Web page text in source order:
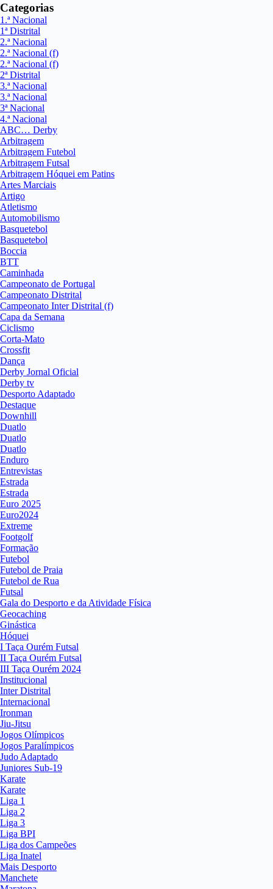
Categorias
1.ª Nacional
1ª Distrital
2.ª Nacional
2.ª Nacional (f)
2.ª Nacional (f)
2ª Distrital
3.ª Nacional
3.ª Nacional
3ª Nacional
4.ª Nacional
ABC… Derby
Arbitragem
Arbitragem Futebol
Arbitragem Futsal
Arbitragem Hóquei em Patins
Artes Marciais
Artigo
Atletismo
Automobilismo
Basquetebol
Basquetebol
Boccia
BTT
Caminhada
Campeonato de Portugal
Campeonato Distrital
Campeonato Inter Distrital (f)
Capa da Semana
Ciclismo
Corta-Mato
Crossfit
Dança
Derby Jornal Oficial
Derby tv
Desporto Adaptado
Destaque
Downhill
Duatlo
Duatlo
Duatlo
Enduro
Entrevistas
Estrada
Estrada
Euro 2025
Euro2024
Extreme
Footgolf
Formação
Futebol
Futebol de Praia
Futebol de Rua
Futsal
Gala do Desporto e da Atividade Física
Geocaching
Ginástica
Hóquei
I Taça Ourém Futsal
II Taça Ourém Futsal
III Taça Ourém 2024
Institucional
Inter Distrital
Internacional
Ironman
Jiu-Jitsu
Jogos Olímpicos
Jogos Paralímpicos
Judo Adaptado
Juniores Sub-19
Karate
Karate
Liga 1
Liga 2
Liga 3
Liga BPI
Liga dos Campeões
Liga Inatel
Mais Desporto
Manchete